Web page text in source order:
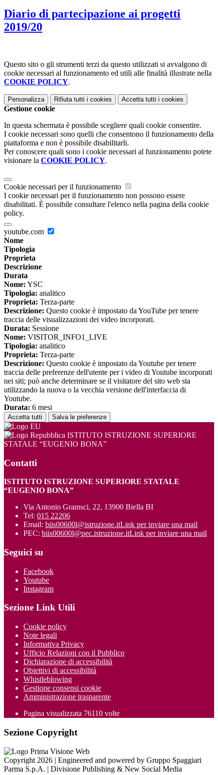
Diario di partecipazione ai progetti
2019/20
Questo sito o gli strumenti terzi da questo utilizzati si avvalgono di
cookie necessari al funzionamento ed utili alle finalità illustrate nella
COOKIE POLICY.
Personalizza Rifiuta tutti i cookies Accetta tutti i cookies
Gestione cookie
In questa schermata è possibile scegliere quali cookie consentire.
I cookie necessari sono quelli che consentono il funzionamento della
piattaforma e non è possibile disabilitarli.
Per conoscere quali sono i cookie necessari al funzionamento potete
visionare la COOKIE POLICY.
Cookie necessari per il funzionamento
I cookie necessari per il funzionamento non possono essere
disabilitati. È possibile consultare l'elenco nella pagina della cookie
policy.
youtube.com
Nome
Tipologia
Proprieta
Descrizione
Durata
Nome: YSC
Tipologia: analitico
Proprieta: Terza-parte
Descrizione: Questo cookie è impostato da YouTube per tenere
traccia delle visualizzazioni dei video incorporati.
Durata: Sessione
Nome: VISITOR_INFO1_LIVE
Tipologia: analitico
Proprieta: Terza-parte
Descrizione: Questo cookie è impostato da Youtube per tenere
traccia delle preferenze dell'utente per i video di Youtube incorporati
nei siti; può anche determinare se il visitatore del sito web sta
utilizzando la nuova o la vecchia versione dell'interfaccia di
Youtube.
Durata: 6 mesi
Accetta tutti Salva le preferenze
ISTITUTO ISTRUZIONE SUPERIORE
STATALE “EUGENIO BONA”
Contatti
ISTITUTO ISTRUZIONE SUPERIORE STATALE
“EUGENIO BONA”
Via Antonio Gramsci, 22, 13900 Biella BI
Tel: 015 22206
Email: biis00600l@istruzione.itLink per inviare una mail
PEC: biis00600l@pec.istruzione.itLink per inviare una mail
Seguici su
Facebook
Youtube
Instagram
Sezione Link Utili
Cookie policy
Note legali
Informativa Privacy
Ufficio Relazioni con il Pubblico
Dichiarazione di accessibilità
Obiettivi di accessibilità
Whistleblowing
Gestione consensi cookie
Amministrazione trasparente
Pagina visualizzata 76110 volte
Sezione Copyright
Copyright 2026 | Engineered and powered by Gruppo Spaggiari
Parma S.p.A. | Divisione Publishing & New Social Media